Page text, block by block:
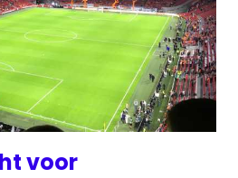
voor